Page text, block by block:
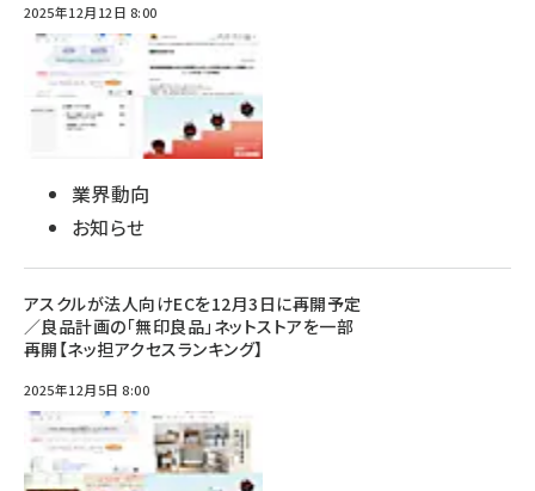
2025年12月12日 8:00
業界動向
お知らせ
アスクルが法人向けECを12月3日に再開予定
／良品計画の「無印良品」ネットストアを一部
再開【ネッ担アクセスランキング】
2025年12月5日 8:00